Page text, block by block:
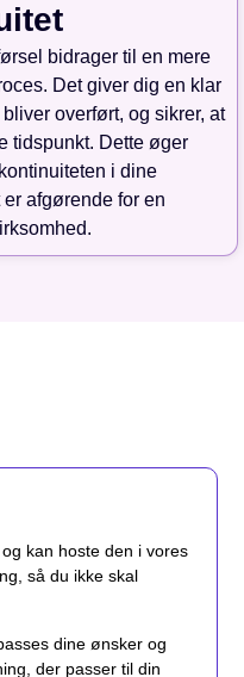
bidrager til en mere
Det giver dig en klar
overført, og sikrer, at
tidspunkt. Dette øger
i dine
afgørende for en
kan hoste den i vores
så du ikke skal
dine ønsker og
der passer til din